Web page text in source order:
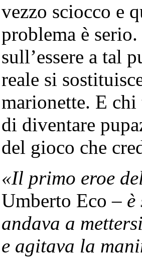
vezzo sciocco e
problema è
sull’essere a tal
reale si
marionette. E
di diventare
del gioco che
«Il primo eroe
Umberto Eco – è
andava a
e agitava la